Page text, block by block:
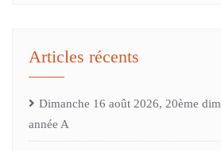
Articles récents
Dimanche 16 août 2026, 20ème
année A